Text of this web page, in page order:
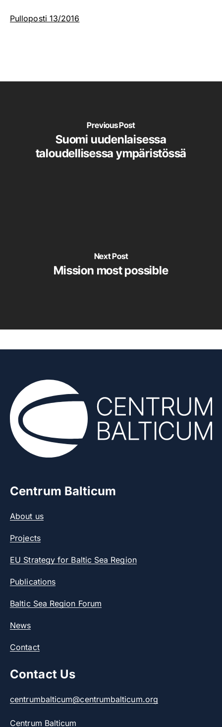
Pulloposti 13/2016
Previous Post
Suomi uudenlaisessa
taloudellisessa ympäristössä
Next Post
Mission most possible
Centrum Balticum
About us
Projects
EU Strategy for Baltic Sea Region
Publications
Baltic Sea Region Forum
News
Contact
Contact Us
centrumbalticum@centrumbalticum.org
Centrum Balticum